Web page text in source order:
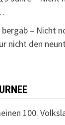
bergab – Nicht
nicht den
100.